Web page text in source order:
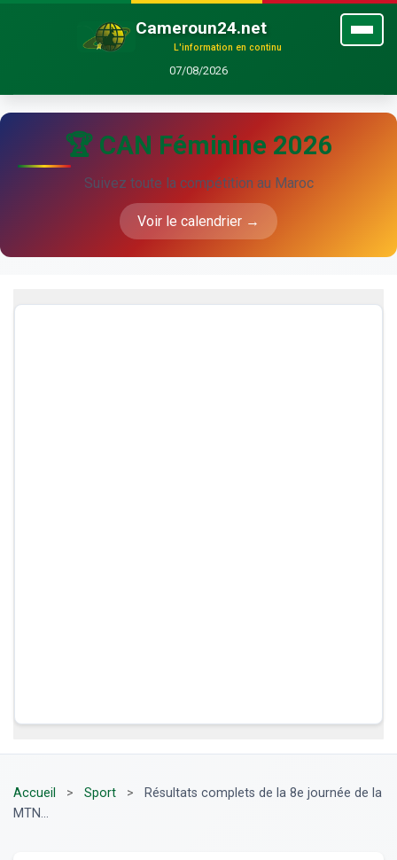
Cameroun24.net
L'information en continu
07/08/2026
🏆 CAN Féminine 2026
Suivez toute la compétition au Maroc
Voir le calendrier →
Accueil > Sport >
Résultats complets de la 8e journée de la
MTN...